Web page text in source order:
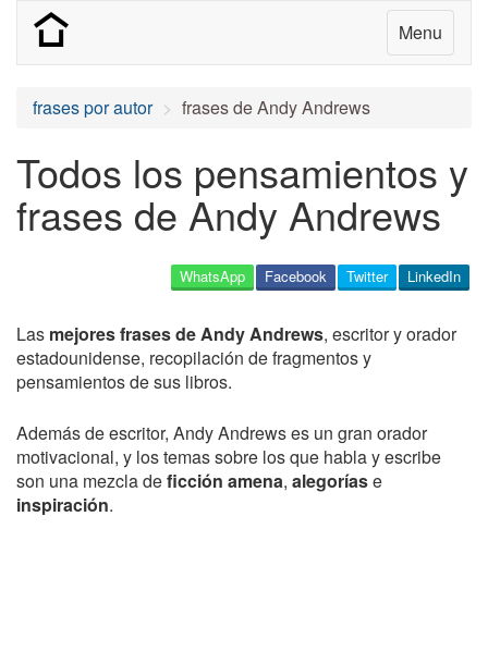
Menu
frases por autor frases de Andy Andrews
Todos los pensamientos y
frases de Andy Andrews
LinkedIn
Twitter
Facebook
WhatsApp
Las mejores frases de Andy Andrews, escritor y orador
estadounidense, recopilación de fragmentos y
pensamientos de sus libros.
Además de escritor, Andy Andrews es un gran orador
motivacional, y los temas sobre los que habla y escribe
son una mezcla deficción amena, alegoríase
inspiración.